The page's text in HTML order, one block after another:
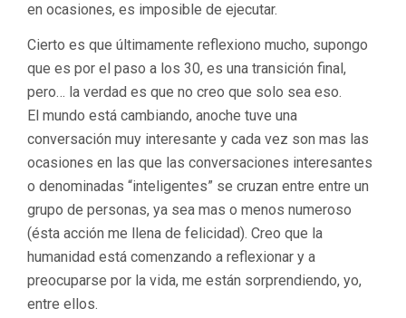
en ocasiones, es imposible de ejecutar.
Cierto es que últimamente reflexiono mucho, supongo
que es por el paso a los 30, es una transición final,
pero… la verdad es que no creo que solo sea eso.
El mundo está cambiando, anoche tuve una
conversación muy interesante y cada vez son mas las
ocasiones en las que las conversaciones interesantes
o denominadas “inteligentes” se cruzan entre entre un
grupo de personas, ya sea mas o menos numeroso
(ésta acción me llena de felicidad). Creo que la
humanidad está comenzando a reflexionar y a
preocuparse por la vida, me están sorprendiendo, yo,
entre ellos.